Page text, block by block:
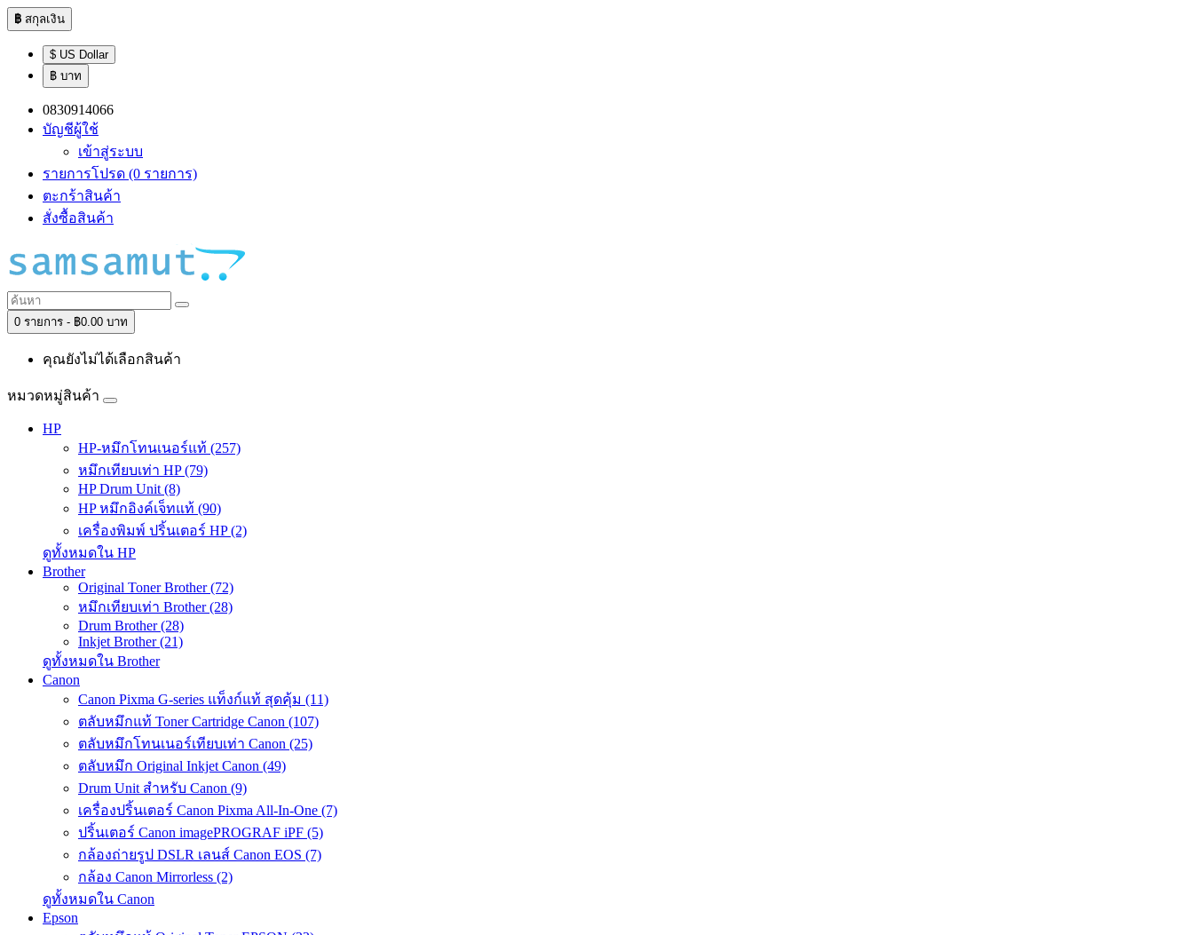
฿ สกุลเงิน
$ US Dollar
฿ บาท
0830914066
บัญชีผู้ใช้
เข้าสู่ระบบ
รายการโปรด (0 รายการ)
ตะกร้าสินค้า
สั่งซื้อสินค้า
0 รายการ - ฿0.00 บาท
คุณยังไม่ได้เลือกสินค้า
หมวดหมู่สินค้า
HP
HP-หมึกโทนเนอร์แท้ (257)
หมึกเทียบเท่า HP (79)
HP Drum Unit (8)
HP หมึกอิงค์เจ็ทแท้ (90)
เครื่องพิมพ์ ปริ้นเตอร์ HP (2)
ดูทั้งหมดใน HP
Brother
Original Toner Brother (72)
หมึกเทียบเท่า Brother (28)
Drum Brother (28)
Inkjet Brother (21)
ดูทั้งหมดใน Brother
Canon
Canon Pixma G-series แท็งก์แท้ สุดคุ้ม (11)
ตลับหมึกแท้ Toner Cartridge Canon (107)
ตลับหมึกโทนเนอร์เทียบเท่า Canon (25)
ตลับหมึก Original Inkjet Canon (49)
Drum Unit สำหรับ Canon (9)
เครื่องปริ้นเตอร์ Canon Pixma All-In-One (7)
ปริ้นเตอร์ Canon imagePROGRAF iPF (5)
กล้องถ่ายรูป DSLR เลนส์ Canon EOS (7)
กล้อง Canon Mirrorless (2)
ดูทั้งหมดใน Canon
Epson